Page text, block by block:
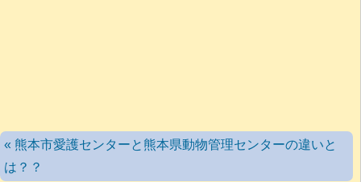
« 熊本市愛護センターと熊本県動物管理センターの違いと
は？？